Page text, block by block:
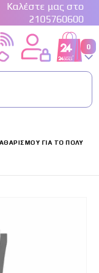
Καλέστε μας στο
2105760600
Cart
0
ΓΙΑ ΤΟ ΠΟΛΎ